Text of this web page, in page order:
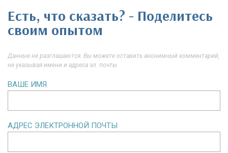
Есть, что сказать? - Поделитесь
своим опытом
Данные не разглашаются. Вы можете оставить анонимный комментарий,
не указывая имени и адреса эл. почты
ВАШЕ ИМЯ
АДРЕС ЭЛЕКТРОННОЙ ПОЧТЫ